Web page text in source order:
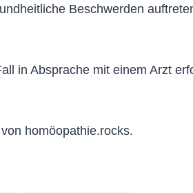
Beschwerden
in Absprache mit einem Arzt
homöopathie.rocks.